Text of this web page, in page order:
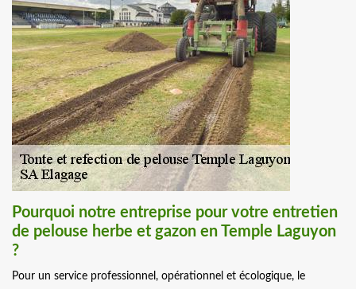
Pourquoi notre entreprise pour votre entretien
de pelouse herbe et gazon en Temple Laguyon
?
Pour un service professionnel, opérationnel et écologique, le